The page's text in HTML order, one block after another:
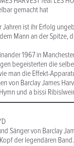
gemacht hat
Jahren ist ihr Erfolg
Mann an der Spitze,
1967 in
begeisterten die
man die Effekt-
von Barclay James
und a bissi
Sänger von Barclay
der legendären